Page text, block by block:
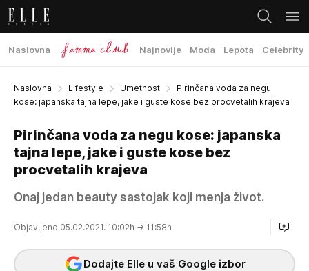
Naslovna Najnovije Moda Lepota Celebrity
Naslovna Lifestyle Umetnost
Pirinčana voda za negu
kose: japanska tajna lepe, jake i guste kose bez procvetalih krajeva
Pirinčana voda za negu kose: japanska
tajna lepe, jake i guste kose bez
procvetalih krajeva
Onaj jedan beauty sastojak koji menja život.
Objavljeno 05.02.2021. 10:02h → 11:58h
Dodajte Elle u vaš Google izbor